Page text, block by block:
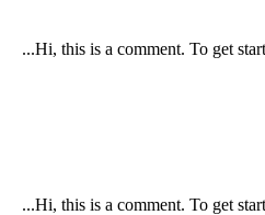
Hi, this is a comment. To get
Hi, this is a comment. To get